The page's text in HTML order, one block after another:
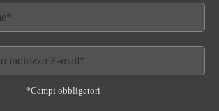
*Campi obbligatori